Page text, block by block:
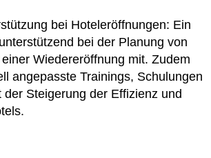
bei Hoteleröffnungen: Ein
bei der Planung von
Wiedereröffnung mit. Zudem
angepasste Trainings, Schulungen
Steigerung der Effizienz und